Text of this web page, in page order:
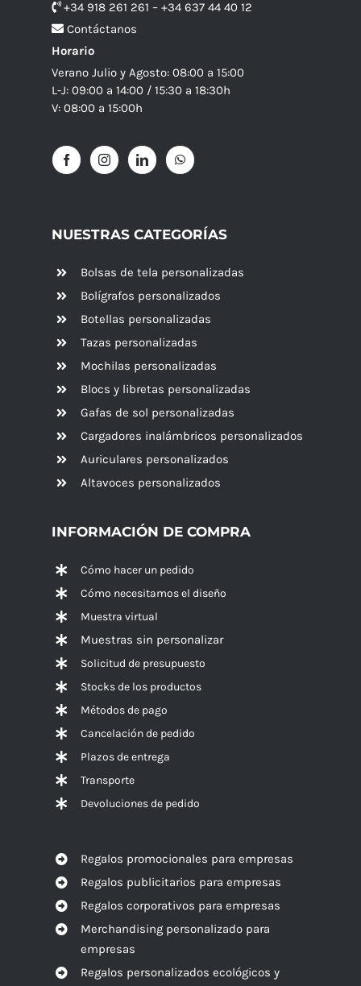
+34 918 261 261 – +34 637 44 40 12
Contáctanos
Horario
Verano Julio y Agosto: 08:00 a 15:00
L-J: 09:00 a 14:00 / 15:30 a 18:30h
V: 08:00 a 15:00h
NUESTRAS CATEGORÍAS
Bolsas de tela personalizadas
Bolígrafos personalizados
Botellas personalizadas
Tazas personalizadas
Mochilas personalizadas
Blocs y libretas personalizadas
Gafas de sol personalizadas
Cargadores inalámbricos personalizados
Auriculares personalizados
Altavoces personalizados
INFORMACIÓN DE COMPRA
Cómo hacer un pedido
Cómo necesitamos el diseño
Muestra virtual
Muestras sin personalizar
Solicitud de presupuesto
Stocks de los productos
Métodos de pago
Cancelación de pedido
Plazos de entrega
Transporte
Devoluciones de pedido
Regalos promocionales para empresas
Regalos publicitarios para empresas
Regalos corporativos para empresas
Merchandising personalizado para
empresas
Regalos personalizados ecológicos y